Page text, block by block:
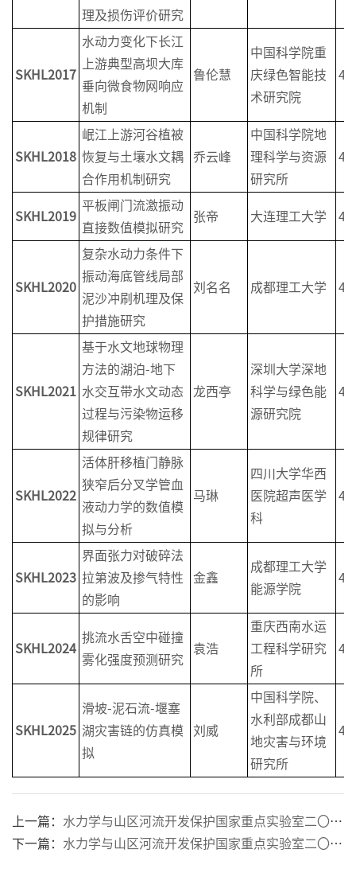
理及损伤评价研究
SKHL2017
水动力变化下长江
上游典型高坝大库
垂向微食物网响应
机制
鲁伦慧
中国科学院重
庆绿色智能技
术研究院
4
SKHL2018
岷江上游河谷植被
恢复与土壤水文耦
合作用机制研究
乔云峰
中国科学院地
理科学与资源
研究所
4
SKHL2019
平板闸门流激振动
直接数值模拟研究
张帝 大连理工大学 4
SKHL2020
复杂水动力条件下
振动海底管线局部
泥沙冲刷机理及保
护措施研究
刘名名 成都理工大学 4
SKHL2021
基于水文地球物理
方法的湖泊-地下
水交互带水文动态
过程与污染物运移
规律研究
龙西亭
深圳大学深地
科学与绿色能
源研究院
4
SKHL2022
活体肝移植门静脉
狭窄后分叉学管血
液动力学的数值模
拟与分析
马琳
四川大学华西
医院超声医学
科
4
SKHL2023
界面张力对破碎法
拉第波及掺气特性
的影响
金鑫
成都理工大学
能源学院
4
SKHL2024
挑流水舌空中碰撞
雾化强度预测研究
袁浩
重庆西南水运
工程科学研究
所
4
SKHL2025
滑坡-泥石流-堰塞
湖灾害链的仿真模
拟
刘威
中国科学院、
水利部成都山
地灾害与环境
研究所
4
上一篇： 水力学与山区河流开发保护国家重点实验室二〇二二年开放课题获批名单
下一篇： 水力学与山区河流开发保护国家重点实验室二〇二一年开放课题获批名单